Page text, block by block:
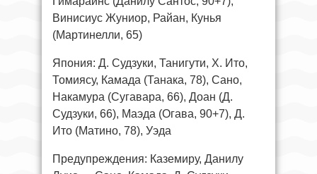
Винисиус Жуниор, Райан, Кунья
(Мартинелли, 65)
Япония: Д. Судзуки, Танигути, Х. Ито,
Томиясу, Камада (Танака, 78), Сано,
Накамура (Сугавара, 66), Доан (Д.
Судзуки, 66), Маэда (Огава, 90+7), Д.
Ито (Матино, 78), Уэда
Предупреждения: Каземиру, Данилу